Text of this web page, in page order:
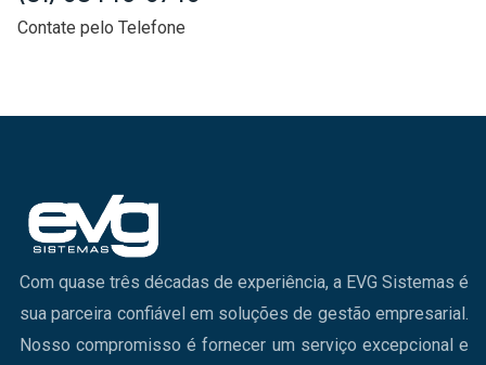
Contate pelo Telefone
Com quase três décadas de experiência, a EVG Sistemas é
sua parceira confiável em soluções de gestão empresarial.
Nosso compromisso é fornecer um serviço excepcional e